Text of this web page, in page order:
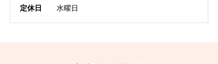
定休日
水曜日